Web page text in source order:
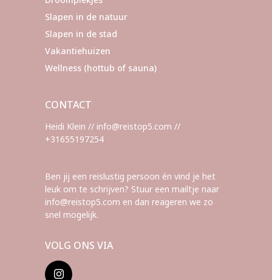
Slapen in de natuur
Slapen in de stad
Vakantiehuizen
Wellness (hottub of sauna)
CONTACT
Heidi Klein // info@reistop5.com //
+31655197254
Ben jij een reislustig persoon én vind je het
leuk om te schrijven? Stuur een mailtje naar
info@reistop5.com en dan reageren we zo
snel mogelijk.
VOLG ONS VIA